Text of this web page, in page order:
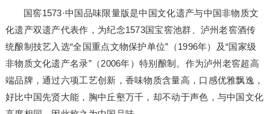
国窖1573·中国品味限量版是中国文化遗产与中国非物质文
化遗产双遗产代表作，为纪念1573国宝窖池群、泸州老窖酒传
统酿制技艺入选“全国重点文物保护单位”（1996年）及“国家级
非物质文化遗产名录”（2006年）特别酿制。作为泸州老窖超高
端品牌，通过六项工艺创新，香味物质含量高，口感优雅飘逸，
好比中国先贤大能，胸中丘壑万千，却不动于声色，与中国文化